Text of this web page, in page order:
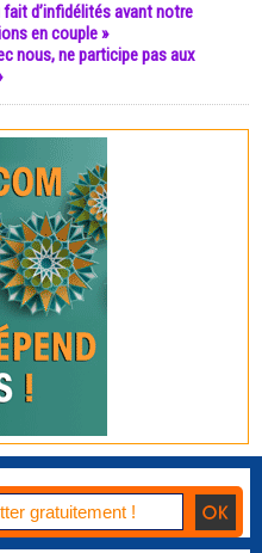
fait d’infidélités avant notre
en couple »
nous, ne participe pas aux